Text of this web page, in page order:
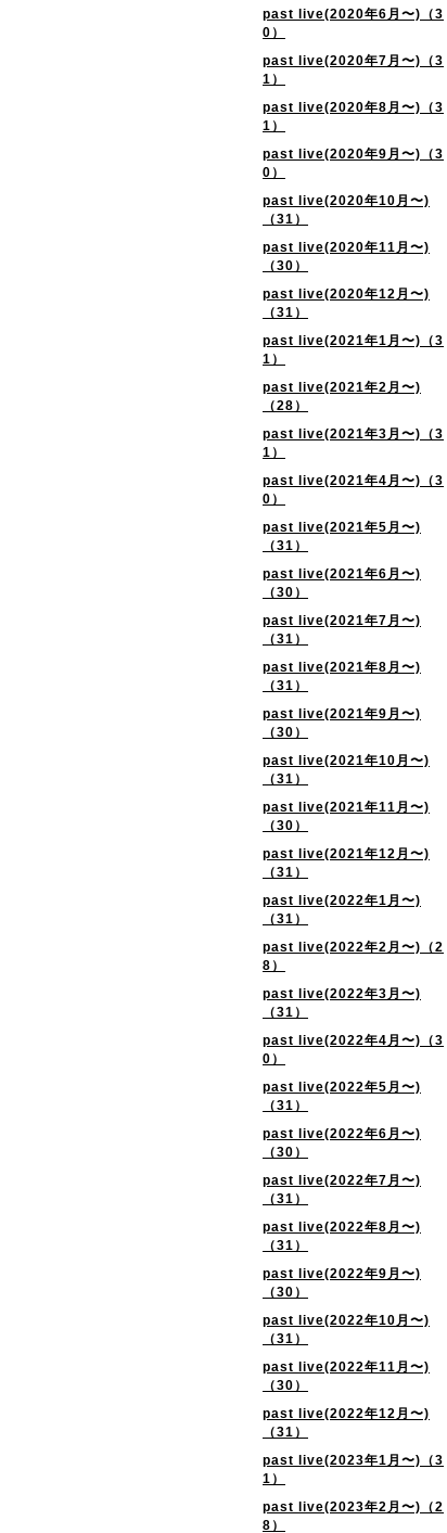
past live(2020年6月〜)（3
0）
past live(2020年7月〜)（3
1）
past live(2020年8月〜)（3
1）
past live(2020年9月〜)（3
0）
past live(2020年10月〜)
（31）
past live(2020年11月〜)
（30）
past live(2020年12月〜)
（31）
past live(2021年1月〜)（3
1）
past live(2021年2月〜)
（28）
past live(2021年3月〜)（3
1）
past live(2021年4月〜)（3
0）
past live(2021年5月〜)
（31）
past live(2021年6月〜)
（30）
past live(2021年7月〜)
（31）
past live(2021年8月〜)
（31）
past live(2021年9月〜)
（30）
past live(2021年10月〜)
（31）
past live(2021年11月〜)
（30）
past live(2021年12月〜)
（31）
past live(2022年1月〜)
（31）
past live(2022年2月〜)（2
8）
past live(2022年3月〜)
（31）
past live(2022年4月〜)（3
0）
past live(2022年5月〜)
（31）
past live(2022年6月〜)
（30）
past live(2022年7月〜)
（31）
past live(2022年8月〜)
（31）
past live(2022年9月〜)
（30）
past live(2022年10月〜)
（31）
past live(2022年11月〜)
（30）
past live(2022年12月〜)
（31）
past live(2023年1月〜)（3
1）
past live(2023年2月〜)（2
8）